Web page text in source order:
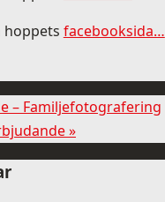
hoppets facebooksida…
– Familjefotografering
»